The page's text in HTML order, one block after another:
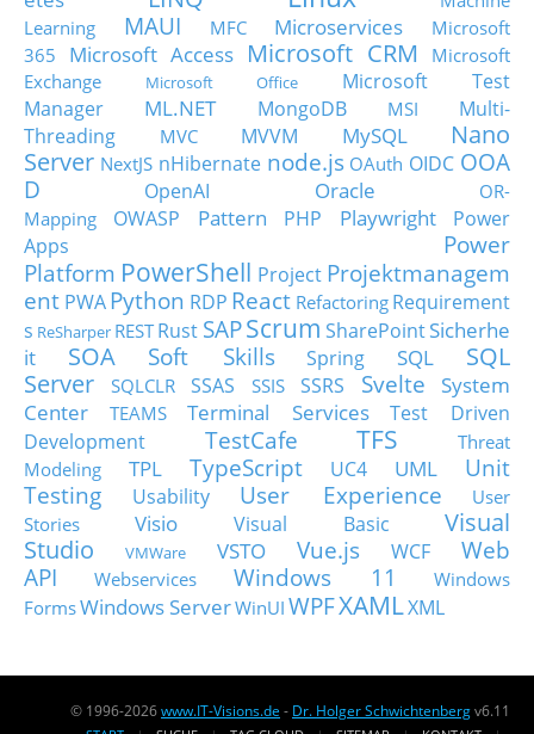
Learning
MAUI MFC Microservices
Microsoft
365
Microsoft Access Microsoft CRM
Microsoft
Exchange
Microsoft Office
Microsoft Test
Manager
ML.NET MongoDB MSI
Multi-
Threading
MVC MVVM MySQL
Nano
Server NextJS nHibernate node.js OAuth OIDC OOA
D
OpenAI Oracle
OR-
Mapping
OWASP Pattern PHP Playwright
Power
Apps
Power
Platform PowerShell Project Projektmanagem
ent PWA Python RDP React Refactoring Requirement
s ReSharper RESTRust SAPScrum SharePointSicherhe
it
SOA Soft Skills Spring SQL
SQL
Server
SQLCLR SSAS SSIS SSRS Svelte
System
Center
TEAMS Terminal Services
Test Driven
Development
TestCafe TFS
Threat
Modeling
TPL TypeScript UC4 UML
Unit
Testing
Usability User Experience
User
Stories
Visio Visual Basic
Visual
Studio
VMWare VSTO Vue.js WCF
Web
API
Webservices Windows 11
Windows
FormsWindows ServerWinUI WPFXAMLXML
© 1996-2026www.IT-Visions.de - Dr. Holger Schwichtenbergv6.11